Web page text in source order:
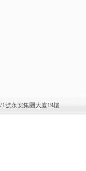
號永安集團大廈19樓